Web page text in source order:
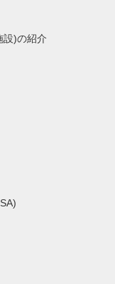
設)の紹介